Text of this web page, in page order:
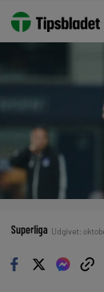
Superliga Udgivet: